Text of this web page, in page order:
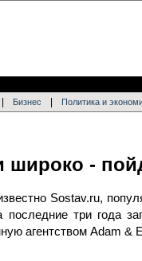
Бизнес Политика и
-
Sostav.ru,
последние три года
агентством Adam &